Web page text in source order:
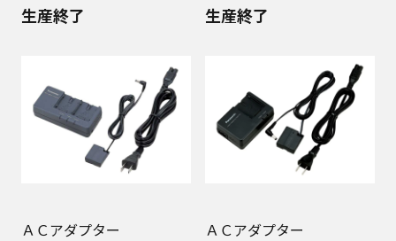
生産終了
ＡＣアダプター
生産終了
ＡＣアダプター